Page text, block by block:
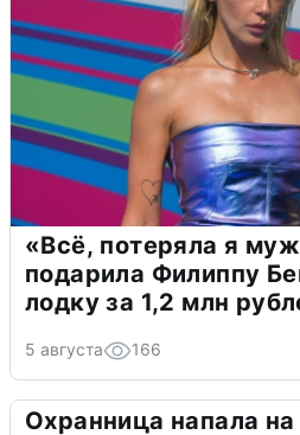
«Всё, потеряла я
подарила Филиппу
лодку за 1,2 млн
5 августа 166
Охранница напала